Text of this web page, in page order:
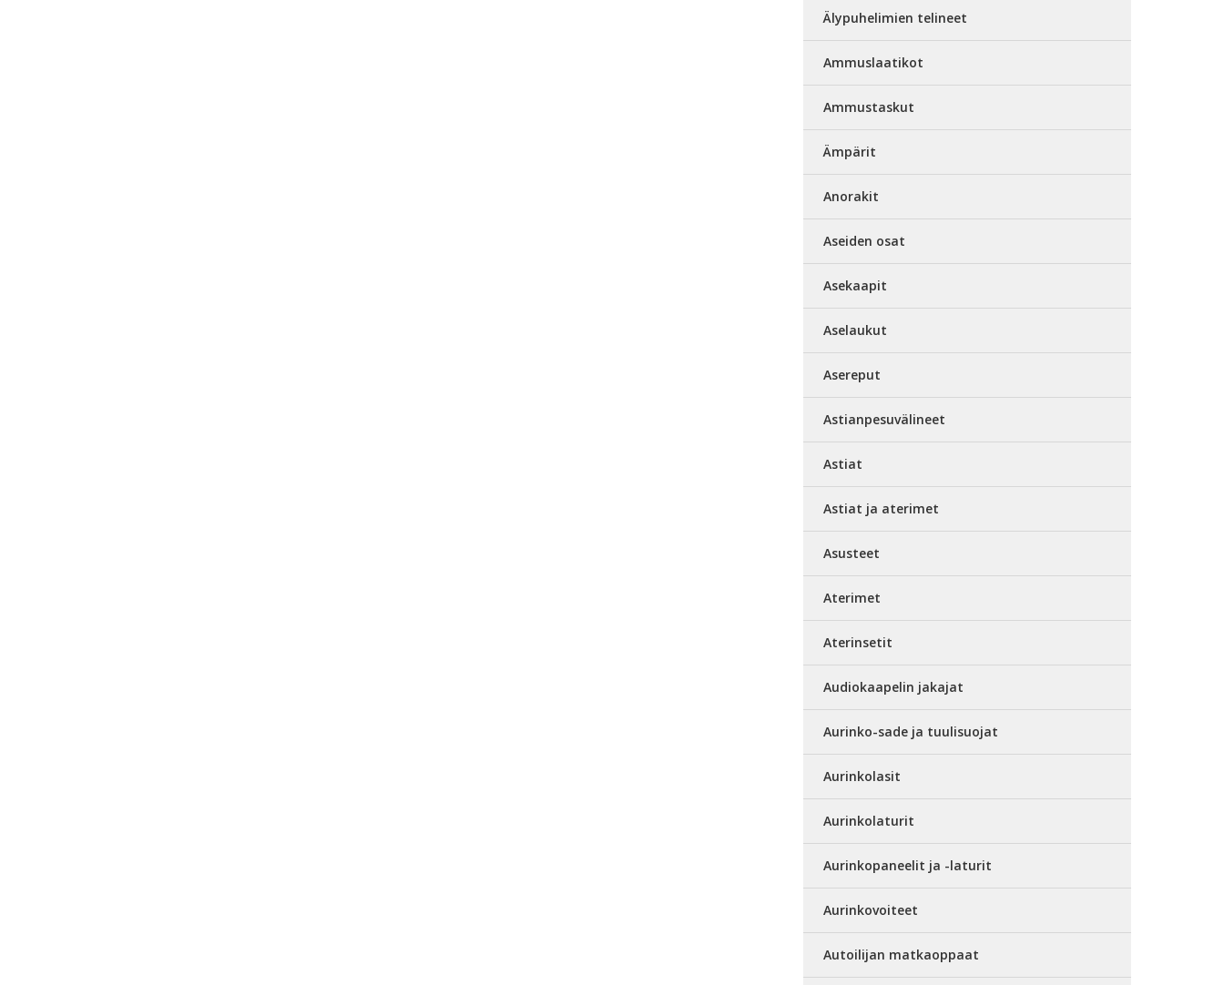
Älypuhelimien telineet
Ammuslaatikot
Ammustaskut
Ämpärit
Anorakit
Aseiden osat
Asekaapit
Aselaukut
Asereput
Astianpesuvälineet
Astiat
Astiat ja aterimet
Asusteet
Aterimet
Aterinsetit
Audiokaapelin jakajat
Aurinko-sade ja tuulisuojat
Aurinkolasit
Aurinkolaturit
Aurinkopaneelit ja -laturit
Aurinkovoiteet
Autoilijan matkaoppaat